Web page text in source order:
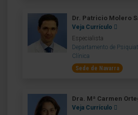
Dr. Patricio Molero
Veja Currículo
Especialista
Departamento de
Clínica
Sede de Navarra
Dra. Mª Carmen
Veja Currículo